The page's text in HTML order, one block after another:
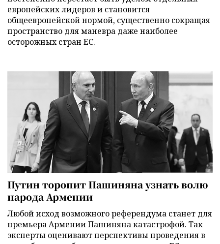
европейских лидеров и становится
общеевропейской нормой, существенно сокращая
пространство для маневра даже наиболее
осторожных стран ЕС.
Путин торопит Пашиняна узнать волю
народа Армении
Любой исход возможного референдума станет для
премьера Армении Пашиняна катастрофой. Так
эксперты оценивают перспективы проведения в